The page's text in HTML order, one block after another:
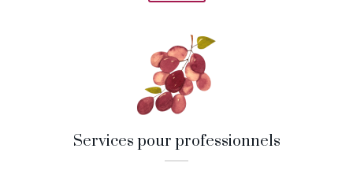
Services pour professionnels